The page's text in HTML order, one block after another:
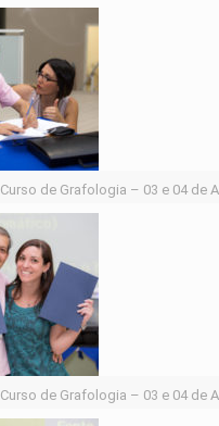
Curso de Grafologia – 03 e 04 de
Curso de Grafologia – 03 e 04 de